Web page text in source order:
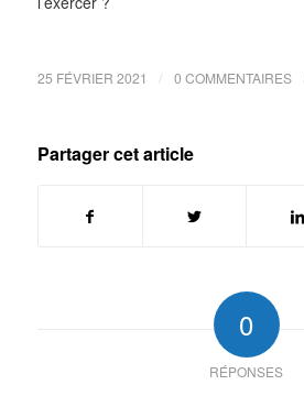
25 FÉVRIER 2021 0 COMMENTAIRES
Partager cet article
0
RÉPONSES